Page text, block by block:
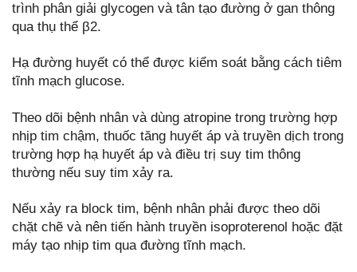
trình phân giải glycogen và tân tạo đường ở gan thông
qua thụ thể β2.
Hạ đường huyết có thể được kiểm soát bằng cách tiêm
tĩnh mạch glucose.
Theo dõi bệnh nhân và dùng atropine trong trường hợp
nhịp tim chậm, thuốc tăng huyết áp và truyền dịch trong
trường hợp hạ huyết áp và điều trị suy tim thông
thường nếu suy tim xảy ra.
Nếu xảy ra block tim, bệnh nhân phải được theo dõi
chặt chẽ và nên tiến hành truyền isoproterenol hoặc đặt
máy tạo nhịp tim qua đường tĩnh mạch.